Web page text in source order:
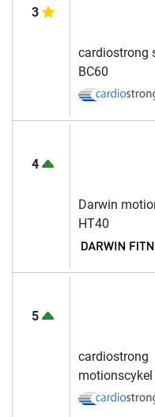
3
cardiostrong
BC60
4
Darwin
HT40
5
cardiostrong
motionscykel